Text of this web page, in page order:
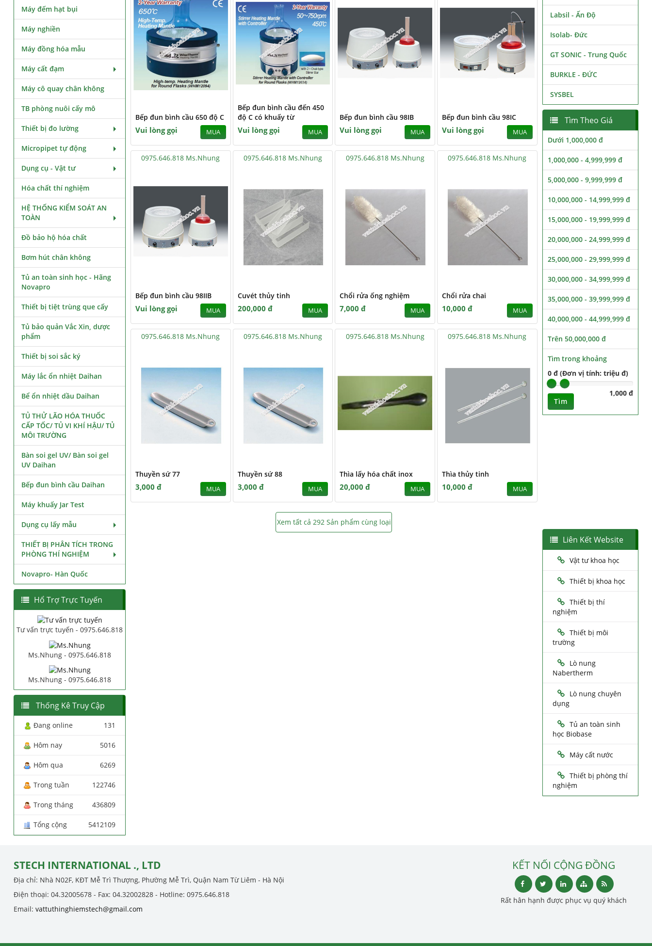
Bếp đun bình cầu 650 độ C
Vui lòng gọi MUA
Bếp đun bình cầu đến 450
độ C có khuấy từ
Vui lòng gọi MUA
Bếp đun bình cầu 98IB
Vui lòng gọi MUA
Bếp đun bình cầu 98IC
Vui lòng gọi MUA
0975.646.818 Ms.Nhung
Bếp đun bình cầu 98IIB
Vui lòng gọi MUA
0975.646.818 Ms.Nhung
Cuvét thủy tinh
200,000 đ MUA
0975.646.818 Ms.Nhung
Chổi rửa ống nghiệm
7,000 đ MUA
0975.646.818 Ms.Nhung
Chổi rửa chai
10,000 đ MUA
0975.646.818 Ms.Nhung
Thuyền sứ 77
3,000 đ MUA
0975.646.818 Ms.Nhung
Thuyền sứ 88
3,000 đ MUA
0975.646.818 Ms.Nhung
Thìa lấy hóa chất inox
20,000 đ MUA
0975.646.818 Ms.Nhung
Thìa thủy tinh
10,000 đ MUA
Xem tất cả 292 Sản phẩm cùng loại
Máy đếm hạt bụi
Máy nghiền
Máy đồng hóa mẫu
Máy cất đạm
Máy cô quay chân không
TB phòng nuôi cấy mô
Thiết bị đo lường
Micropipet tự động
Dụng cụ - Vật tư
Hóa chất thí nghiệm
HỆ THỐNG KIỂM SOÁT AN
TOÀN
Đồ bảo hộ hóa chất
Bơm hút chân không
Tủ an toàn sinh học - Hãng
Novapro
Thiết bị tiệt trùng que cấy
Tủ bảo quản Vắc Xin, dược
phẩm
Thiết bị soi sắc ký
Máy lắc ổn nhiệt Daihan
Bể ổn nhiệt dầu Daihan
TỦ THỬ LÃO HÓA THUỐC
CẤP TỐC/ TỦ VI KHÍ HẬU/ TỦ
MÔI TRƯỜNG
Bàn soi gel UV/ Bàn soi gel
UV Daihan
Bếp đun bình cầu Daihan
Máy khuấy Jar Test
Dụng cụ lấy mẫu
THIẾT BỊ PHÂN TÍCH TRONG
PHÒNG THÍ NGHIỆM
Novapro- Hàn Quốc
Hổ Trợ Trực Tuyến
Tư vấn trực tuyến - 0975.646.818
Ms.Nhung - 0975.646.818
Ms.Nhung - 0975.646.818
Thống Kê Truy Cập
Đang online 131
Hôm nay 5016
Hôm qua 6269
Trong tuần 122746
Trong tháng 436809
Tổng cộng 5412109
Labsil - Ấn Độ
Isolab- Đức
GT SONIC - Trung Quốc
BURKLE - ĐỨC
SYSBEL
Tìm Theo Giá
Dưới 1,000,000 đ
1,000,000 - 4,999,999 đ
5,000,000 - 9,999,999 đ
10,000,000 - 14,999,999 đ
15,000,000 - 19,999,999 đ
20,000,000 - 24,999,999 đ
25,000,000 - 29,999,999 đ
30,000,000 - 34,999,999 đ
35,000,000 - 39,999,999 đ
40,000,000 - 44,999,999 đ
Trên 50,000,000 đ
Tìm trong khoảng
0 đ (Đơn vị tính: triệu đ)
1,000 đ
Tìm
Liên Kết Website
Vật tư khoa học
Thiết bị khoa học
Thiết bị thí
nghiệm
Thiết bị môi
trường
Lò nung
Nabertherm
Lò nung chuyên
dụng
Tủ an toàn sinh
học Biobase
Máy cất nước
Thiết bị phòng thí
nghiệm
STECH INTERNATIONAL ., LTD
Địa chỉ: Nhà N02F, KĐT Mễ Trì Thượng, Phường Mễ Trì, Quận Nam Từ Liêm - Hà Nội
Điện thoại: 04.32005678 - Fax: 04.32002828 - Hotline: 0975.646.818
Email:vattuthinghiemstech@gmail.com
KẾT NỐI CỘNG ĐỒNG
Rất hân hạnh được phục vụ quý khách